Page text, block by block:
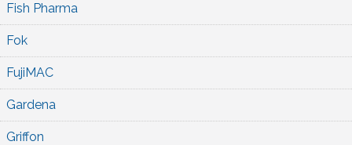
Fish Pharma
Fok
FujiMAC
Gardena
Griffon